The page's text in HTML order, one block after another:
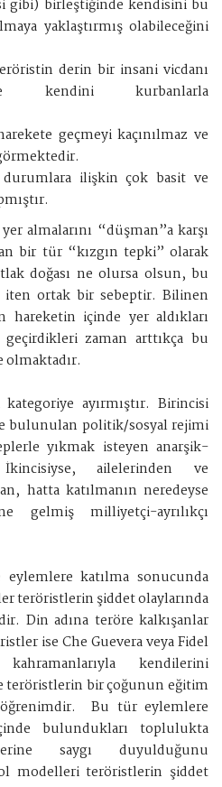
gibi) birleştiğinde kendisini bu
yaklaştırmış olabileceğini
derin bir insani vicdanı
kendini kurbanlarla
geçmeyi kaçınılmaz ve
ilişkin çok basit ve
almalarını “düşman”a karşı
bir tür “kızgın tepki” olarak
doğası ne olursa olsun, bu
ortak bir sebeptir. Bilinen
içinde yer aldıkları
zaman arttıkça bu
ayırmıştır. Birincisi
bulunulan politik/sosyal rejimi
yıkmak isteyen anarşik-
ailelerinden ve
hatta katılmanın neredeyse
gelmiş milliyetçi-ayrılıkçı
katılma sonucunda
teröristlerin şiddet olaylarında
Din adına teröre kalkışanlar
ise Che Guevera veya Fidel
kendilerini
teröristlerin bir çoğunun eğitim
Bu tür eylemlere
bulundukları toplulukta
saygı duyulduğunu
modelleri teröristlerin şiddet